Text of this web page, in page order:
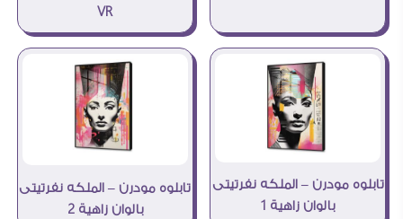
VR
تابلوه مودرن – الملكه نفرتيتى
بالوان زاهية 1
تابلوه مودرن – الملكه نفرتيتى
بالوان زاهية 2